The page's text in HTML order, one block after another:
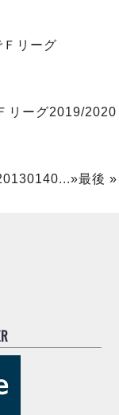
リーグ
リーグ2019/2020
130140...»最後 »